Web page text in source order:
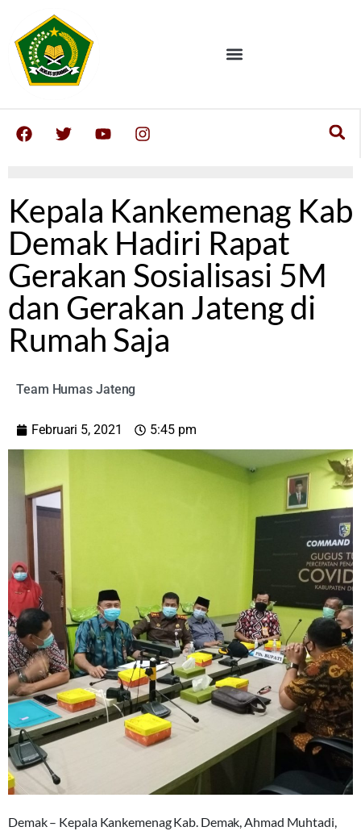
Kepala Kankemenag Kab
Demak Hadiri Rapat
Gerakan Sosialisasi 5M
dan Gerakan Jateng di
Rumah Saja
Team Humas Jateng
Februari 5, 2021 5:45 pm
Demak – Kepala Kankemenag Kab. Demak, Ahmad Muhtadi,